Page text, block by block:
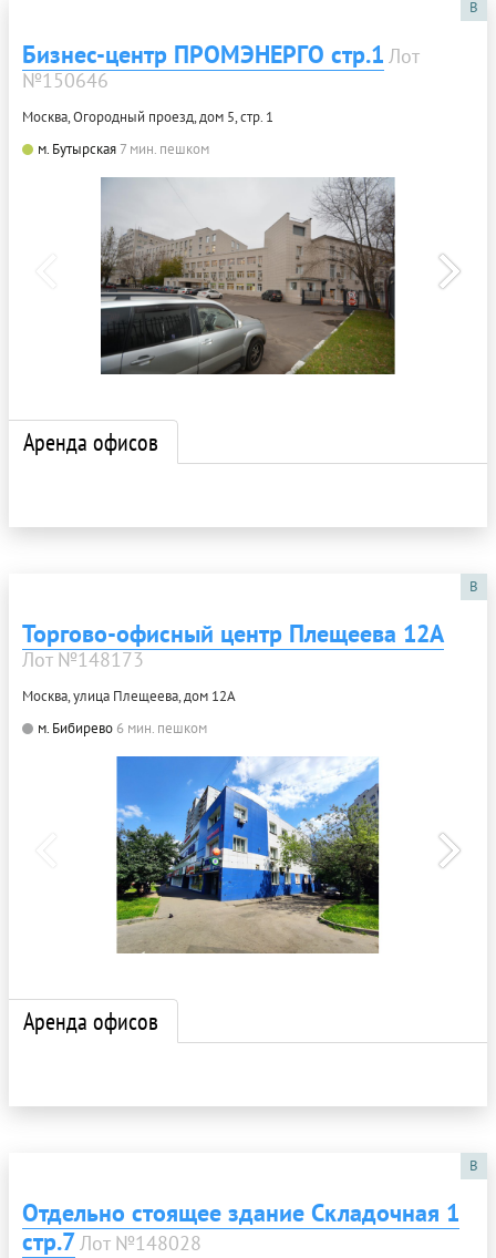
B
Бизнес-центр ПРОМЭНЕРГО стр.1 Лот
№150646
Москва, Огородный проезд, дом 5, стр. 1
м. Бутырская 7 мин. пешком
Аренда офисов
B
Торгово-офисный центр Плещеева 12А
Лот №148173
Москва, улица Плещеева, дом 12А
м. Бибирево 6 мин. пешком
Аренда офисов
B
Отдельно стоящее здание Складочная 1
стр.7Лот №148028